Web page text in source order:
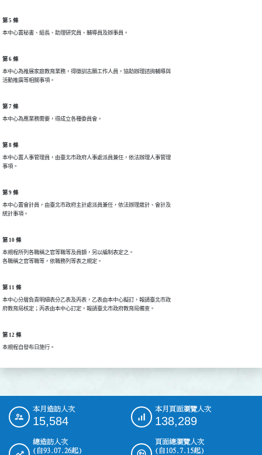
第 5 條
本中心置秘書、組長、助理研究員、輔導員及辦事員。
第 6 條
本中心為推展家庭教育業務，得徵訓志願工作人員，協助辦理諮詢輔導與
活動推廣等相關事項。
第 7 條
本中心為應業務需要，得成立各種委員會。
第 8 條
本中心置人事管理員，由臺北市政府人事處派員兼任，依法辦理人事管理
事項。
第 9 條
本中心置會計員，由臺北市政府主計處派員兼任，依法辦理歲計、會計及
統計事項。
第 10 條
本規程所列各職稱之官等職等及員額，另以編制表定之。
各職稱之官等職等，依職務列等表之規定。
第 11 條
本中心分層負責明細表分乙表及丙表，乙表由本中心擬訂，報請臺北市政
府教育局核定；丙表由本中心訂定，報請臺北市政府教育局備查。
第 12 條
本規程自發布日施行。
::: 本月造訪人次
15,584
本月頁面瀏覽人次
138,289
總造訪人次
(自93.07.26起)
頁面總瀏覽人次
(自105.7.15起)